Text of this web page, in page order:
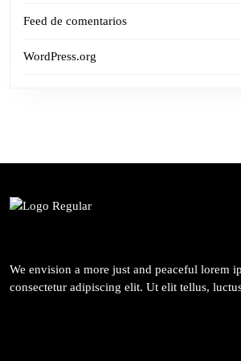
Feed de comentarios
WordPress.org
We envision a more just and peaceful lorem
consectetur adipiscing elit. Ut elit tellus,